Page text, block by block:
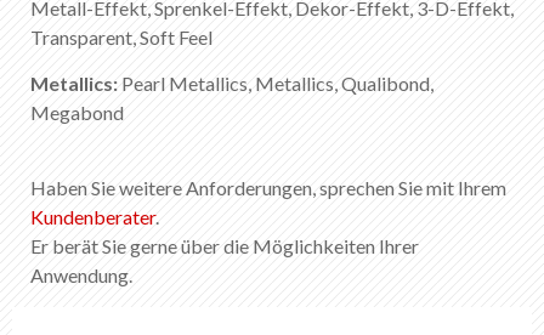
Metall-Effekt, Sprenkel-Effekt, Dekor-Effekt, 3-D-Effekt,
Transparent, Soft Feel
Metallics: Pearl Metallics, Metallics, Qualibond,
Megabond
Haben Sie weitere Anforderungen, sprechen Sie mit Ihrem
Kundenberater.
Er berät Sie gerne über die Möglichkeiten Ihrer
Anwendung.